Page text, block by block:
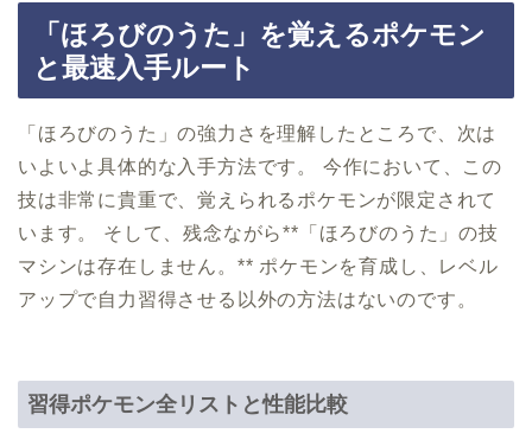
「ほろびのうた」を覚えるポケモン
と最速入手ルート
「ほろびのうた」の強力さを理解したところで、次は
いよいよ具体的な入手方法です。 今作において、この
技は非常に貴重で、覚えられるポケモンが限定されて
います。 そして、残念ながら**「ほろびのうた」の技
マシンは存在しません。** ポケモンを育成し、レベル
アップで自力習得させる以外の方法はないのです。
習得ポケモン全リストと性能比較